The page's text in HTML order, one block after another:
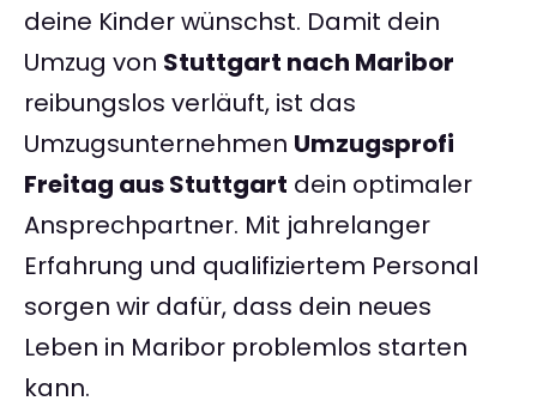
deine Kinder wünschst. Damit dein
Umzug von Stuttgart nach Maribor
reibungslos verläuft, ist das
Umzugsunternehmen Umzugsprofi
Freitag aus Stuttgart dein optimaler
Ansprechpartner. Mit jahrelanger
Erfahrung und qualifiziertem Personal
sorgen wir dafür, dass dein neues
Leben in Maribor problemlos starten
kann.